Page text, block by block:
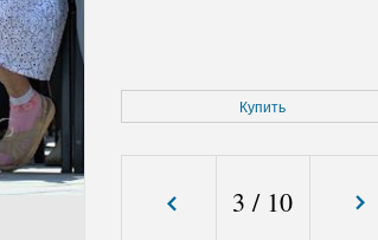
Купить
3 / 10